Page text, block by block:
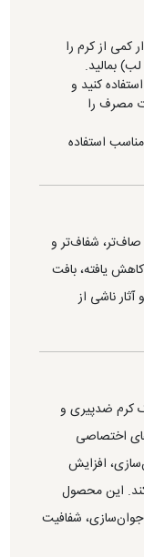
از کرم را
بمالید.
در هفته استفاده کنید و
مصرف را
در طول روز، حتماً از ضدآفتاب با SPF مناسب استفاده
صاف‌تر، شفاف‌تر و
یافته، بافت
ناشی از
کرم ضدپیری و
اختصاصی
افزایش
این محصول
جوان‌سازی، شفافیت